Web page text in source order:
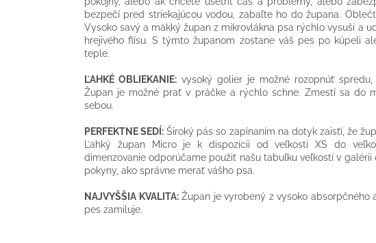
bezpečí pred striekajúcou vodou, zabaľte ho do župana.
Vysoko savý a mäkký župan z mikrovlákna psa rýchlo vysuší a
hrejivého flísu. S týmto županom zostane váš pes po kúpeli
teple.
ĽAHKÉ OBLIEKANIE: vysoký golier je možné rozopnúť
Župan je možné prať v práčke a rýchlo schne. Zmestí sa do
sebou.
PERFEKTNE SEDÍ: Široký pás so zapínaním na dotyk zaisťí, že
Ľahký župan Micro je k dispozícii od veľkosti XS do
dimenzovanie odporúčame použiť našu tabuľku veľkostí v
pokyny, ako správne merať vášho psa.
NAJVYŠŠIA KVALITA:Župan je vyrobený z vysoko absorpčného
pes zamiluje.